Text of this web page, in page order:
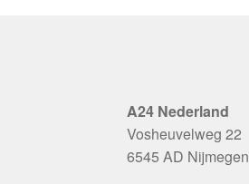
A24 Nederland
Vosheuvelweg 22
6545 AD Nijmegen